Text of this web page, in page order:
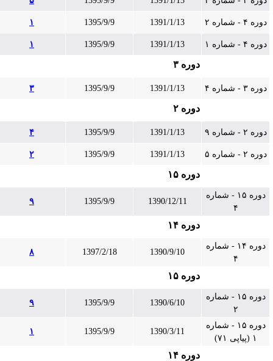
دوره ۴ - شماره ۲ 1391/1/13
1395/9/9
دوره ۴ - شماره ۱ 1391/1/13
1395/9/9
دوره ۳
دوره ۳ - شماره ۴ 1391/1/13
1395/9/9
دوره ۲
دوره ۲ - شماره ۹ 1391/1/13
1395/9/9
دوره ۲ - شماره ۵ 1391/1/13
1395/9/9
دوره ۱۵
دوره ۱۵ - شماره
1390/12/11
1395/9/9
دوره ۱۴
دوره ۱۴ - شماره
1390/9/10
1397/2/18
دوره ۱۵
دوره ۱۵ - شماره
1390/6/10
1395/9/9
دوره ۱۵ - شماره
1390/3/11
1395/9/9
دوره ۱۴